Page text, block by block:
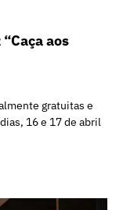
aos
gratuitas e
16 e 17 de abril